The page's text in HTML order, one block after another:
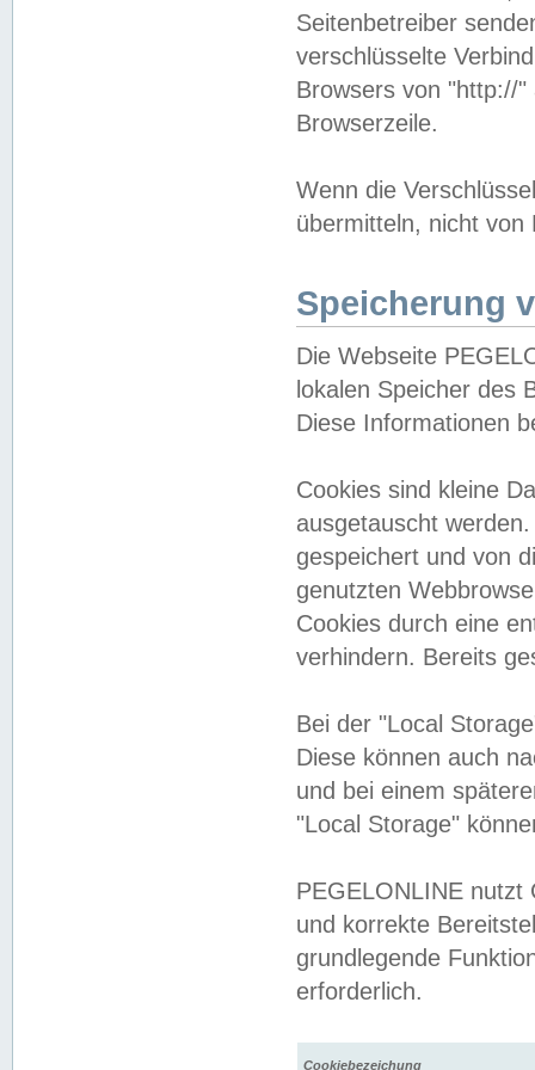
Seitenbetreiber
verschlüsselte
Browsers von "http://
Browserzeile.
Wenn die
übermitteln, nicht von
Speicherung
Die Webseite
lokalen Speicher des
Diese Informationen
Cookies sind kleine
ausgetauscht
gespeichert und von
genutzten
Cookies durch eine
verhindern. Bereits
Bei der "Local
Diese können auch
und bei einem
"Local Storage"
PEGELONLINE nutzt
und korrekte
grundlegende
erforderlich.
Cookiebezeichung